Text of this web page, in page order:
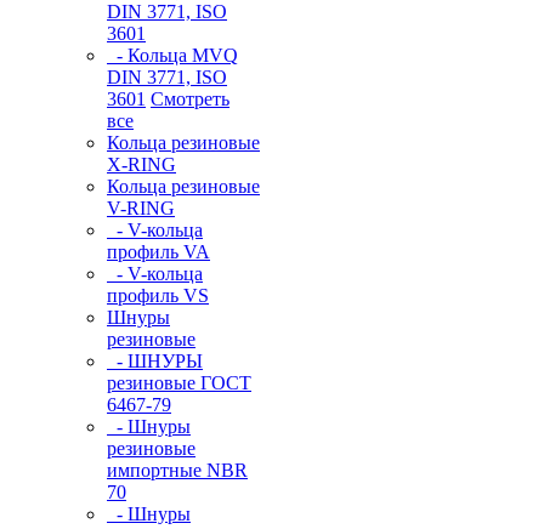
DIN 3771, ISO
3601
- Кольца MVQ
DIN 3771, ISO
3601 Смотреть
все
Кольца резиновые
Х-RING
Кольца резиновые
V-RING
- V-кольца
профиль VA
- V-кольца
профиль VS
Шнуры
резиновые
- ШНУРЫ
резиновые ГОСТ
6467-79
- Шнуры
резиновые
импортные NBR
70
- Шнуры